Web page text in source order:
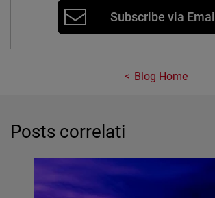
Subscribe via Email
Blog Home
Posts correlati